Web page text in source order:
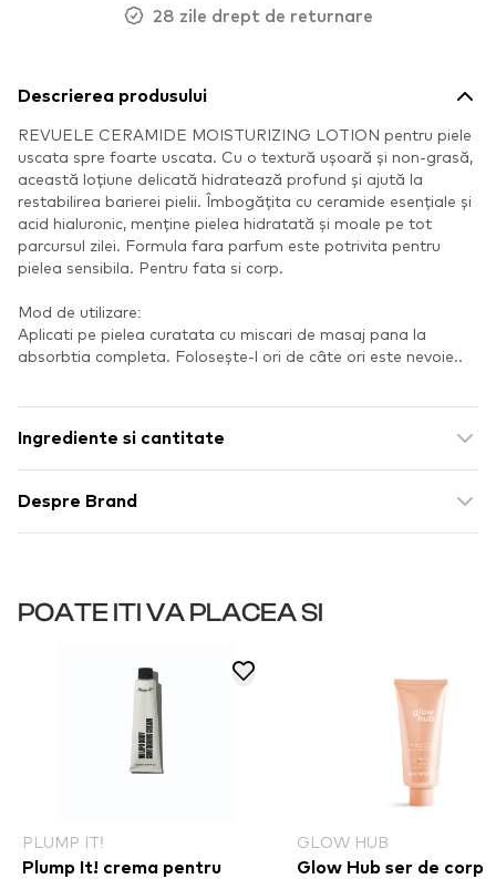
28 zile drept de returnare
Descrierea produsului
REVUELE CERAMIDE MOISTURIZING LOTION pentru piele
uscata spre foarte uscata. Cu o textură ușoară și non-grasă,
această loțiune delicată hidratează profund și ajută la
restabilirea barierei pielii. Îmbogățita cu ceramide esențiale și
acid hialuronic, menține pielea hidratată și moale pe tot
parcursul zilei. Formula fara parfum este potrivita pentru
pielea sensibila. Pentru fata si corp.
Mod de utilizare:
Aplicati pe pielea curatata cu miscari de masaj pana la
absorbtia completa. Folosește-l ori de câte ori este nevoie..
Ingrediente si cantitate
Despre Brand
POATE ITI VA PLACEA SI
PLUMP IT!
Plump It! crema pentru
GLOW HUB
Glow Hub ser de corp -